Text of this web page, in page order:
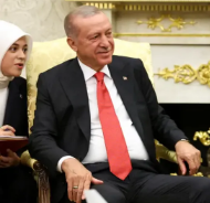
İLAN
Bize ulaşın
İletişim/Künye
Yaşam